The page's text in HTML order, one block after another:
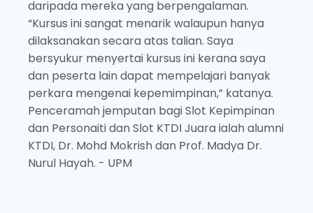
daripada mereka yang berpengalaman.
“Kursus ini sangat menarik walaupun hanya
dilaksanakan secara atas talian. Saya
bersyukur menyertai kursus ini kerana saya
dan peserta lain dapat mempelajari banyak
perkara mengenai kepemimpinan,” katanya.
Penceramah jemputan bagi Slot Kepimpinan
dan Personaiti dan Slot KTDI Juara ialah alumni
KTDI, Dr. Mohd Mokrish dan Prof. Madya Dr.
Nurul Hayah. - UPM